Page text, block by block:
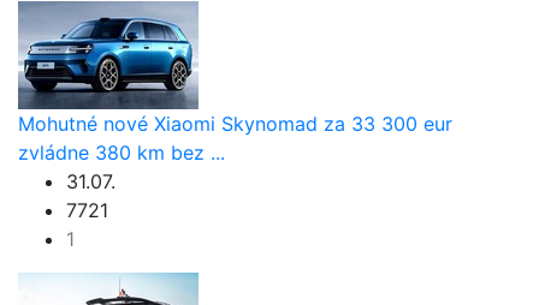
Mohutné nové Xiaomi Skynomad za 33 300 eur
zvládne 380 km bez ...
31.07.
7721
1